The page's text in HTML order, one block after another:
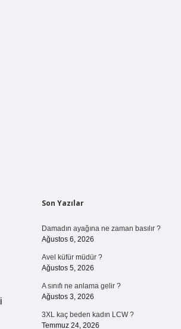
Sidebar
Son Yazılar
Damadın ayağına ne zaman basılır ?
Ağustos 6, 2026
Avel küfür müdür ?
Ağustos 5, 2026
A sınıfı ne anlama gelir ?
Ağustos 3, 2026
3XL kaç beden kadın LCW ?
Temmuz 24, 2026